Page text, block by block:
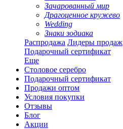
Зачарованный мир
Драгоценное кружево
Wedding
Знаки зодиака
Распродажа Лидеры продаж
Подарочный сертификат
Еще
Столовое серебро
Подарочный сертификат
Продажи оптом
Условия покупки
Отзывы
Блог
Акции